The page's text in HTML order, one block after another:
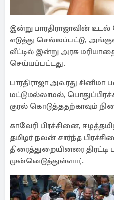
இன்று பாரதிராஜாவின்
எடுத்து செல்லப்பட்டு,
வீட்டில் இன்று அரசு
செய்யப்பட்டது.
பாரதிராஜா அவரது
மட்டுமல்லாமல்,
குரல் கொடுத்ததற்காவும்
காவேரி பிரச்சினை,
தமிழர் நலன் சார்ந்த
திரைத்துறையினரை
முன்னெடுத்துள்ளார்.